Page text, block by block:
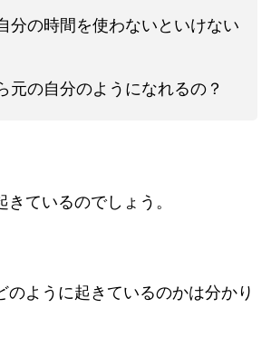
分の時間を使わないといけない
元の自分のようになれるの？
ているのでしょう。
のように起きているのかは分かり